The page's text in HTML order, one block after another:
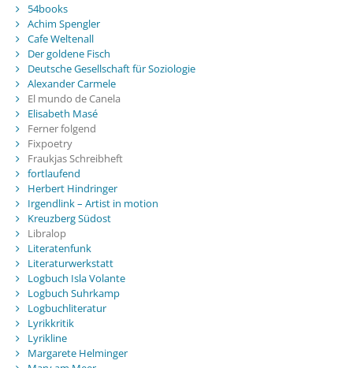
54books
Achim Spengler
Cafe Weltenall
Der goldene Fisch
Deutsche Gesellschaft für Soziologie
Alexander Carmele
El mundo de Canela
Elisabeth Masé
Ferner folgend
Fixpoetry
Fraukjas Schreibheft
fortlaufend
Herbert Hindringer
Irgendlink – Artist in motion
Kreuzberg Südost
Libralop
Literatenfunk
Literaturwerkstatt
Logbuch Isla Volante
Logbuch Suhrkamp
Logbuchliteratur
Lyrikkritik
Lyrikline
Margarete Helminger